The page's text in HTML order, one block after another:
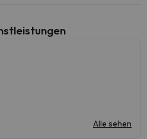
Alle sehen